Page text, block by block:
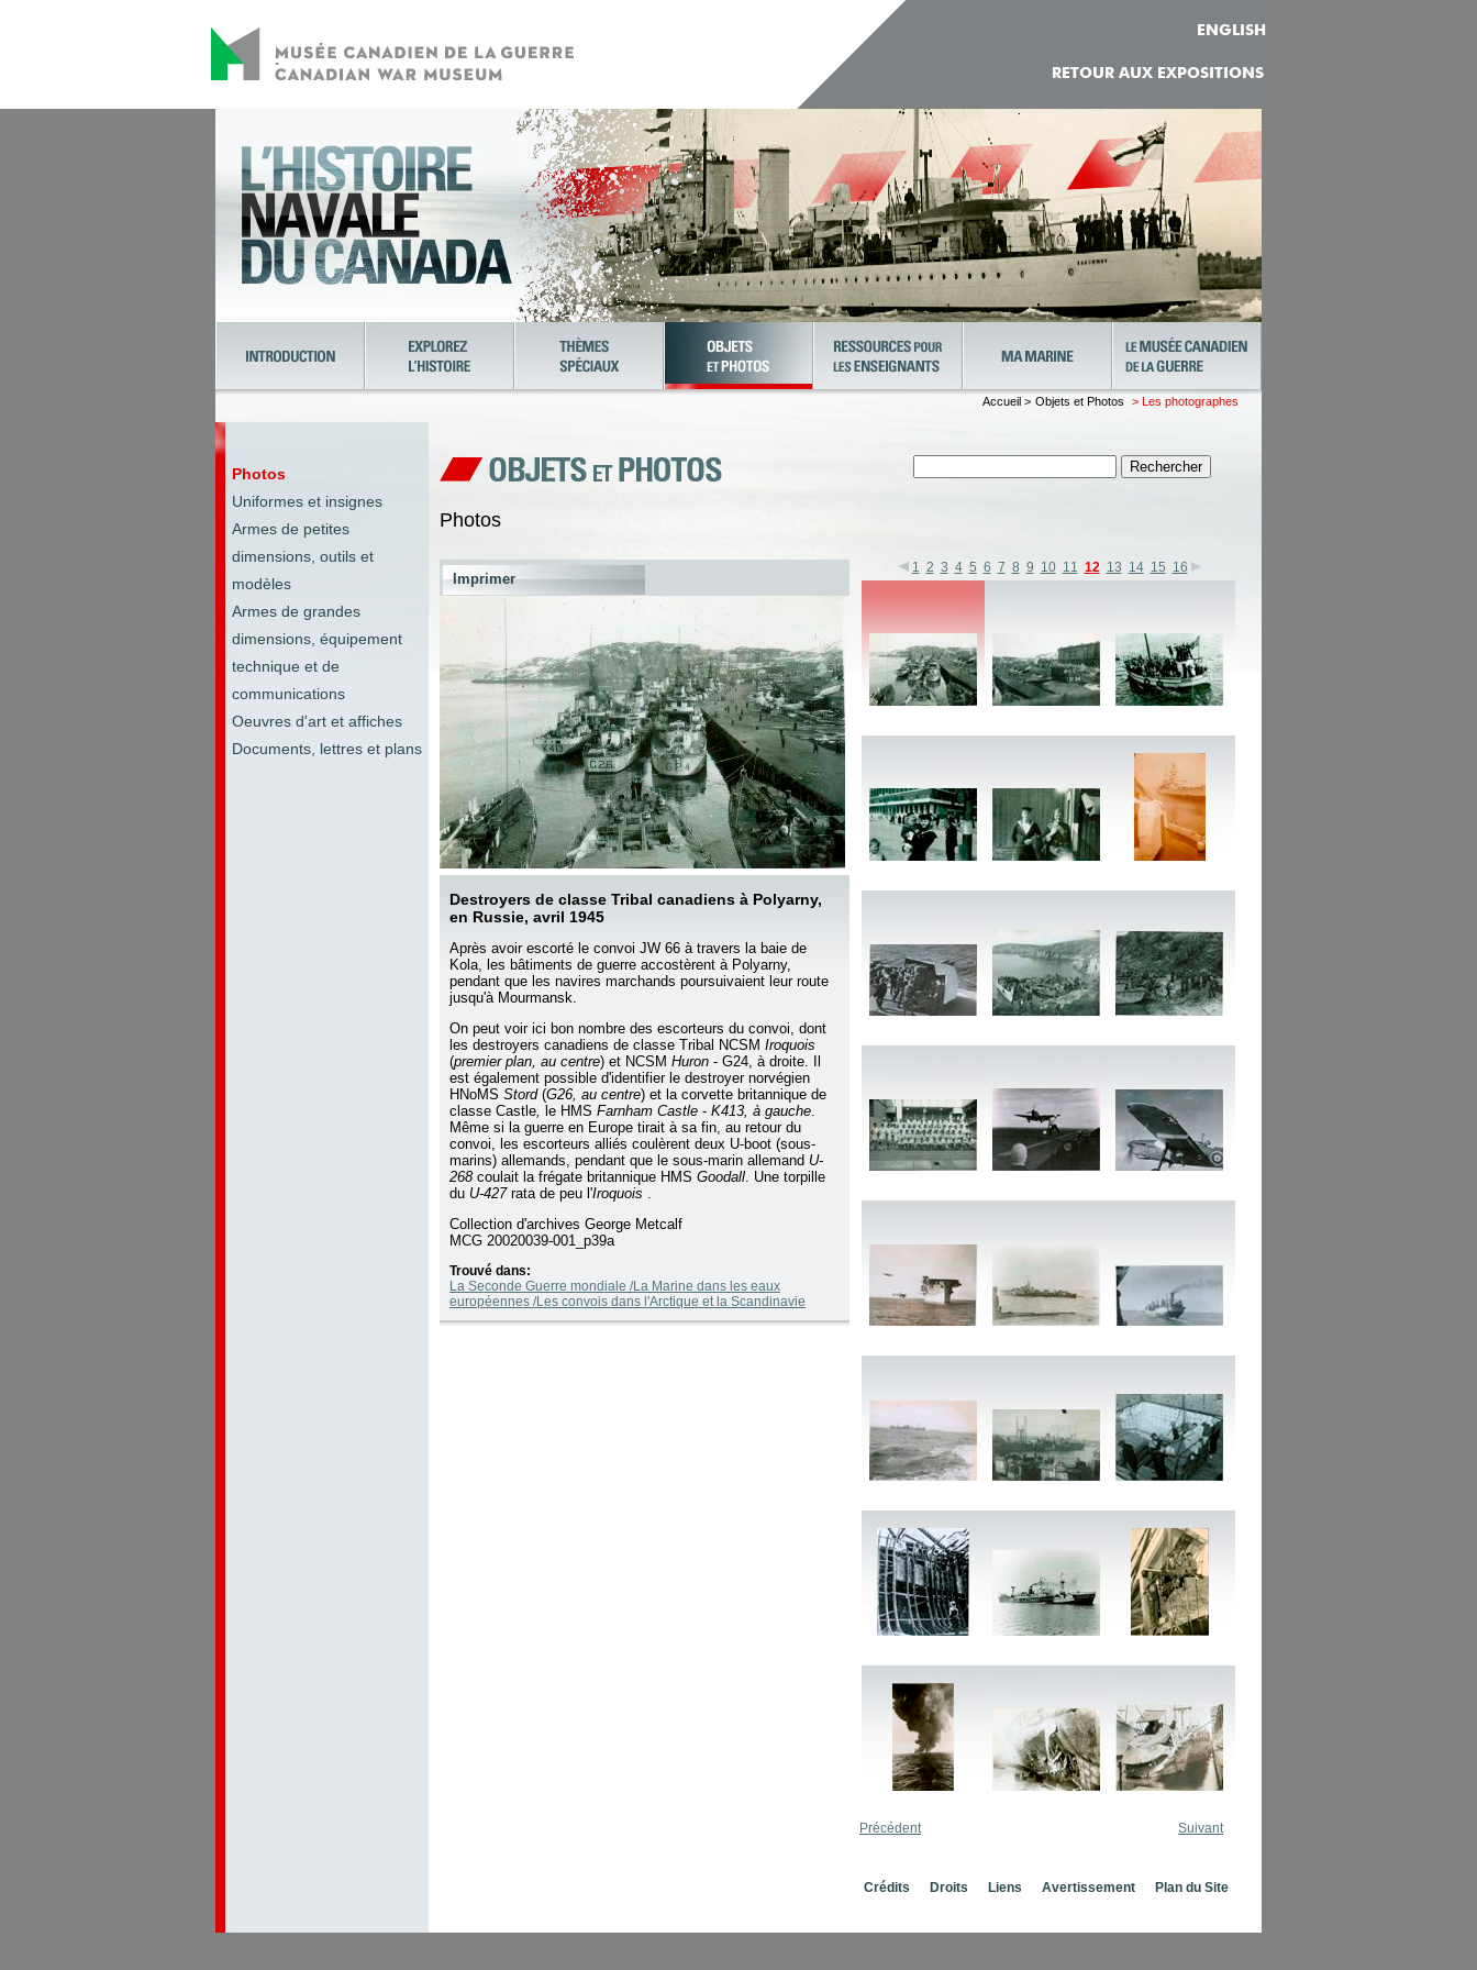
ENGLISH
RETOUR AUX EXPOSITIONS
Accueil > Objets et Photos > Les photographes
Photos
Uniformes et insignes
Armes de petites
dimensions, outils et
modèles
Armes de grandes
dimensions, équipement
technique et de
communications
Oeuvres d'art et affiches
Documents, lettres et plans
Photos
Imprimer
Destroyers de classe Tribal canadiens à Polyarny,
en Russie, avril 1945
Après avoir escorté le convoi JW 66 à travers la baie de
Kola, les bâtiments de guerre accostèrent à Polyarny,
pendant que les navires marchands poursuivaient leur route
jusqu'à Mourmansk.
On peut voir ici bon nombre des escorteurs du convoi, dont
les destroyers canadiens de classe Tribal NCSM Iroquois
(premier plan, au centre) et NCSM Huron - G24, à droite. Il
est également possible d'identifier le destroyer norvégien
HNoMS Stord(G26, au centre) et la corvette britannique de
classe Castle, le HMS Farnham Castle - K413, à gauche.
Même si la guerre en Europe tirait à sa fin, au retour du
convoi, les escorteurs alliés coulèrent deux U-boot (sous-
marins) allemands, pendant que le sous-marin allemand U-
268 coulait la frégate britannique HMS Goodall. Une torpille
du U-427rata de peu l'Iroquois .
Collection d'archives George Metcalf
MCG 20020039-001_p39a
Trouvé dans:
La Seconde Guerre mondiale /La Marine dans les eaux
européennes /Les convois dans l'Arctique et la Scandinavie
1 2 3 4 5 6 7 8 9 10 11 12 13 14 15 16
Précédent Suivant
Crédits Droits Liens Avertissement Plan du Site